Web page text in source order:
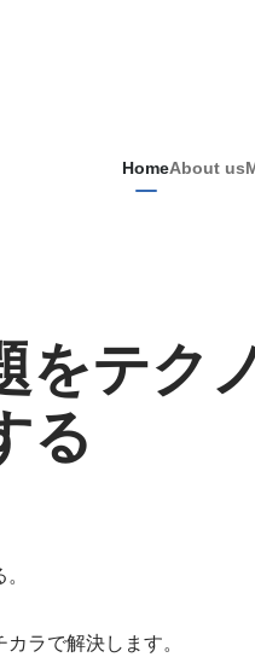
HomeAbout us
をテク
る
ラで解決します。